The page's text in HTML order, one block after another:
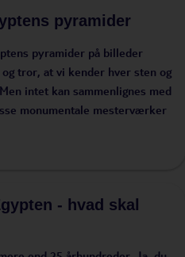
pyramider
pyramider på billeder
og tror, at vi kender hver sten og
intet kan sammenlignes med
monumentale mesterværker
- hvad skal